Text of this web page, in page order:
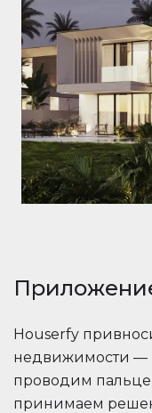
Houserfy
недвижимости —
проводим
принимаем